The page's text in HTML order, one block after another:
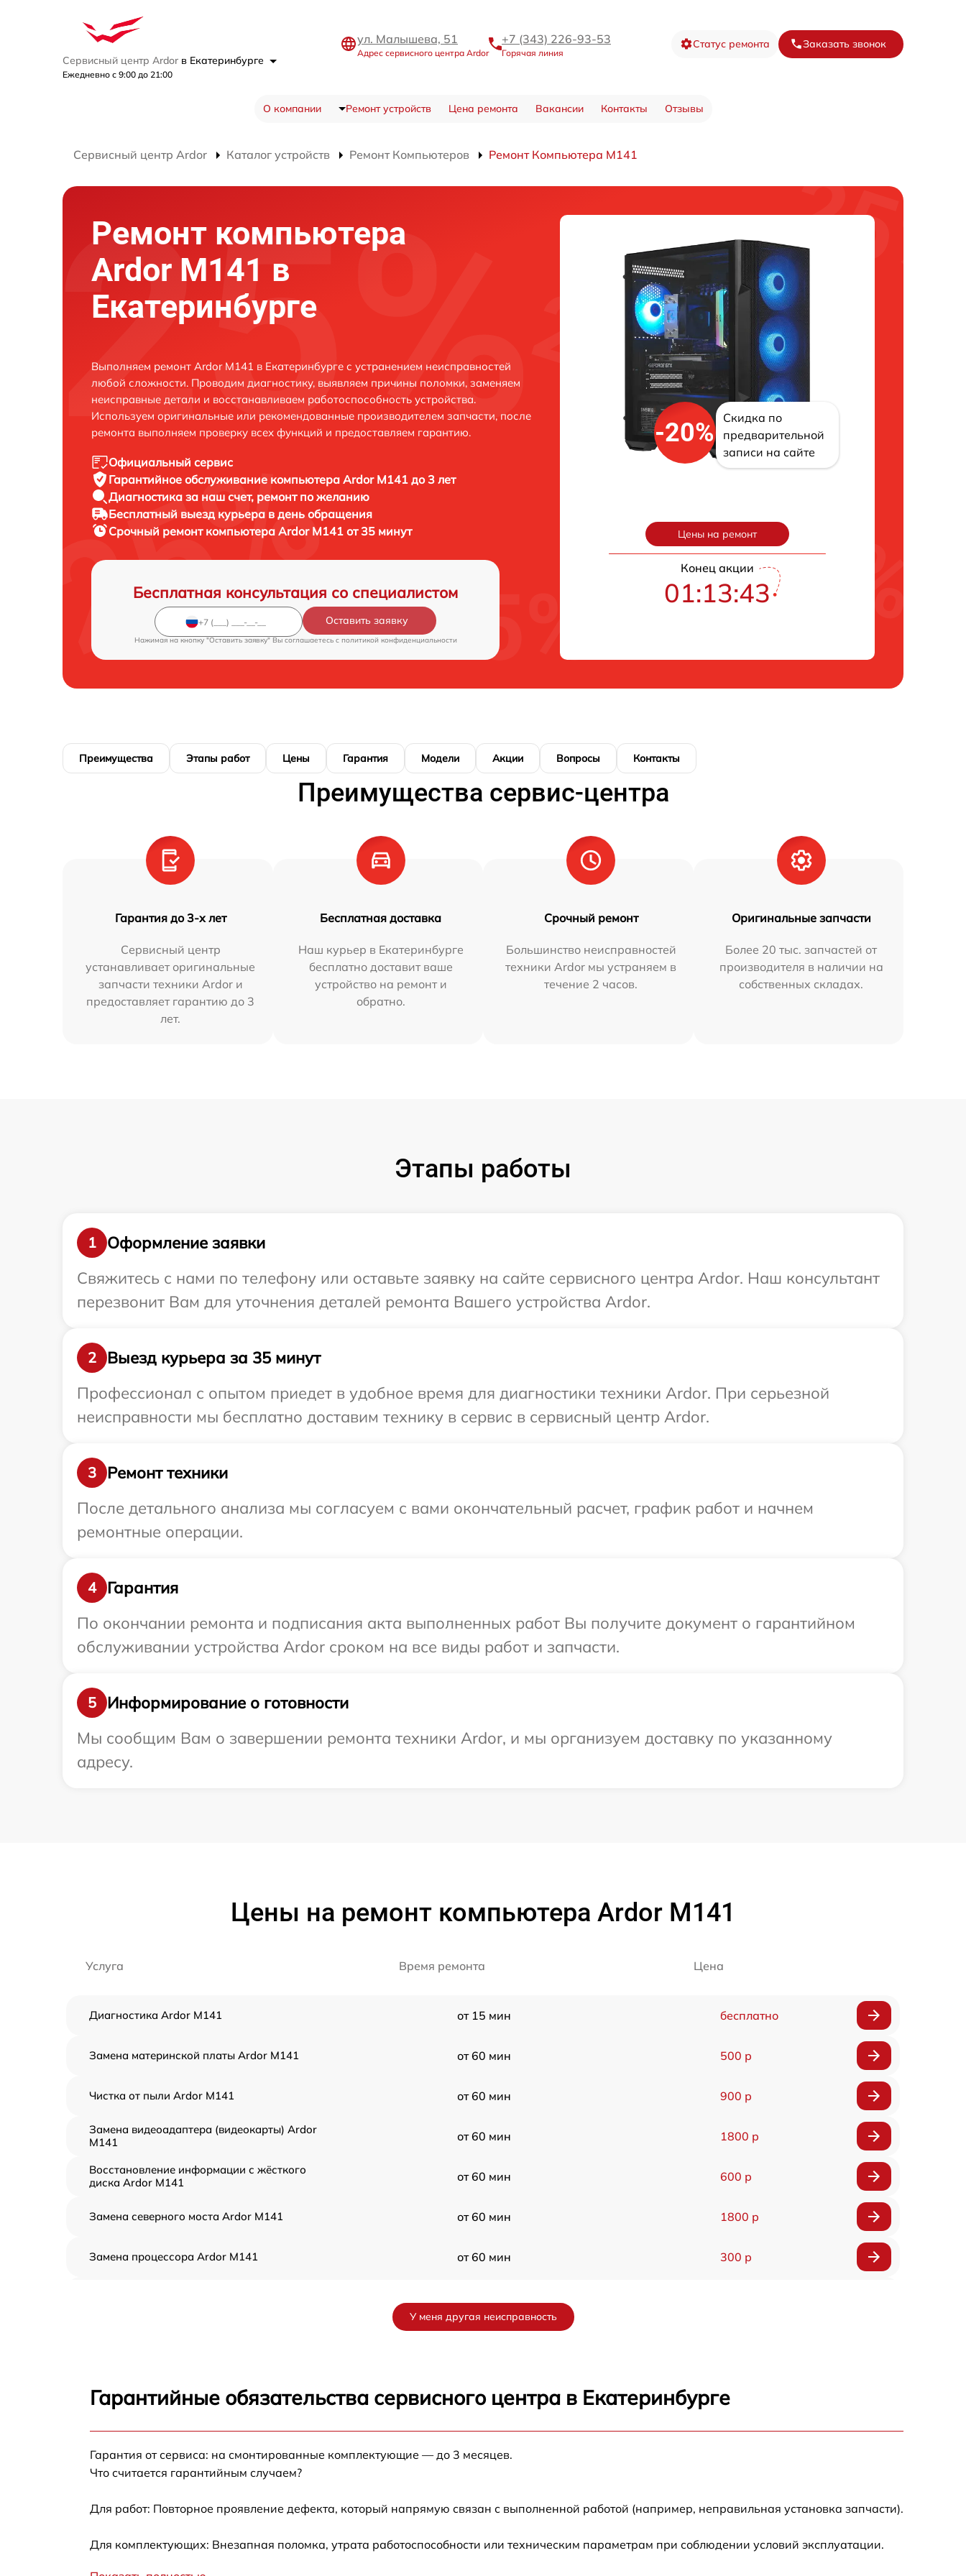
Сервисный центр Ardor в Екатеринбурге
Ежедневно с 9:00 до 21:00
ул. Малышева, 51
Адрес сервисного центра Ardor
+7 (343) 226-93-53
Горячая линия
Статус ремонта Заказать звонок
О компании Ремонт устройств Цена ремонта Вакансии Контакты Отзывы
Сервисный центр Ardor Каталог устройств Ремонт Компьютеров Ремонт Компьютера M141
Ремонт компьютера
Ardor M141 в
Екатеринбурге
Выполняем ремонт Ardor M141 в Екатеринбурге с устранением неисправностей
любой сложности. Проводим диагностику, выявляем причины поломки, заменяем
неисправные детали и восстанавливаем работоспособность устройства.
Используем оригинальные или рекомендованные производителем запчасти, после
ремонта выполняем проверку всех функций и предоставляем гарантию.
Официальный сервис
Гарантийное обслуживание компьютера Ardor M141 до 3 лет
Диагностика за наш счет, ремонт по желанию
Бесплатный выезд курьера в день обращения
Срочный ремонт компьютера Ardor M141 от 35 минут
Бесплатная консультация со специалистом
Оставить заявку
Нажимая на кнопку "Оставить заявку" Вы соглашаетесь c политикой конфиденциальности
-20%
Скидка по
предварительной
записи на сайте
Цены на ремонт
Конец акции
01:13:42
Преимущества Этапы работ Цены Гарантия Модели Акции Вопросы Контакты
Преимущества сервис-центра
Гарантия до 3-х лет
Сервисный центр
устанавливает оригинальные
запчасти техники Ardor и
предоставляет гарантию до 3
лет.
Бесплатная доставка
Наш курьер в Екатеринбурге
бесплатно доставит ваше
устройство на ремонт и
обратно.
Срочный ремонт
Большинство неисправностей
техники Ardor мы устраняем в
течение 2 часов.
Оригинальные запчасти
Более 20 тыс. запчастей от
производителя в наличии на
собственных складах.
Этапы работы
1
Оформление заявки
Свяжитесь с нами по телефону или оставьте заявку на сайте сервисного центра Ardor. Наш консультант
перезвонит Вам для уточнения деталей ремонта Вашего устройства Ardor.
2
Выезд курьера за 35 минут
Профессионал с опытом приедет в удобное время для диагностики техники Ardor. При серьезной
неисправности мы бесплатно доставим технику в сервис в сервисный центр Ardor.
3
Ремонт техники
После детального анализа мы согласуем с вами окончательный расчет, график работ и начнем
ремонтные операции.
4
Гарантия
По окончании ремонта и подписания акта выполненных работ Вы получите документ о гарантийном
обслуживании устройства Ardor сроком на все виды работ и запчасти.
5
Информирование о готовности
Мы сообщим Вам о завершении ремонта техники Ardor, и мы организуем доставку по указанному
адресу.
Цены на ремонт компьютера Ardor M141
Услуга Время ремонта Цена
Диагностика Ardor M141 от 15 мин бесплатно
Замена материнской платы Ardor M141 от 60 мин 500 р
Чистка от пыли Ardor M141 от 60 мин 900 р
Замена видеоадаптера (видеокарты) Ardor
M141
от 60 мин 1800 р
Восстановление информации с жёсткого
диска Ardor M141
от 60 мин 600 р
Замена северного моста Ardor M141 от 60 мин 1800 р
Замена процессора Ardor M141 от 60 мин 300 р
Замена звуковой платы Ardor M141 от 60 мин
У меня другая неисправность
Гарантийные обязательства сервисного центра в Екатеринбурге
Гарантия от сервиса: на смонтированные комплектующие — до 3 месяцев.
Что считается гарантийным случаем?
Для работ: Повторное проявление дефекта, который напрямую связан с выполненной работой (например, неправильная установка запчасти).
Для комплектующих: Внезапная поломка, утрата работоспособности или техническим параметрам при соблюдении условий эксплуатации.